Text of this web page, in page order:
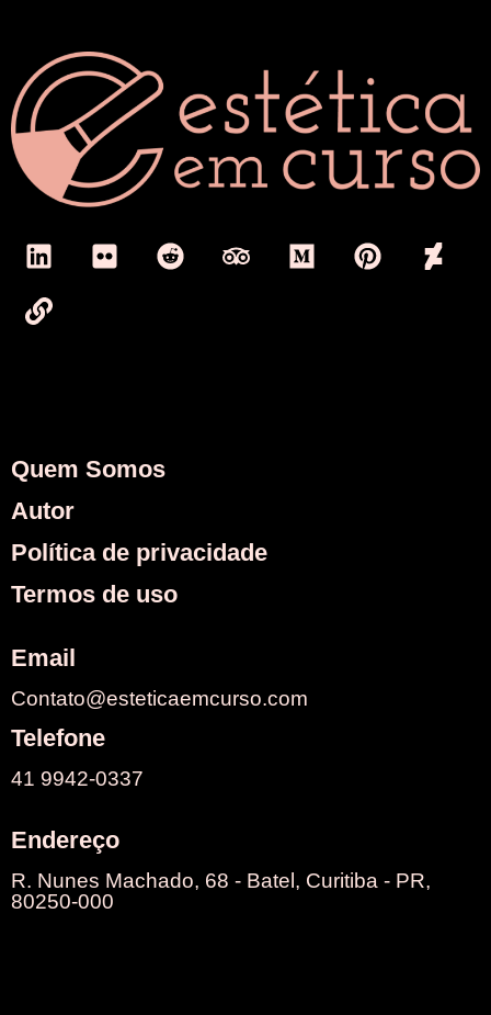
Quem Somos
Autor
Política de privacidade
Termos de uso
Email
Contato@esteticaemcurso.com
Telefone
41 9942-0337
Endereço
R. Nunes Machado, 68 - Batel, Curitiba - PR,
80250-000